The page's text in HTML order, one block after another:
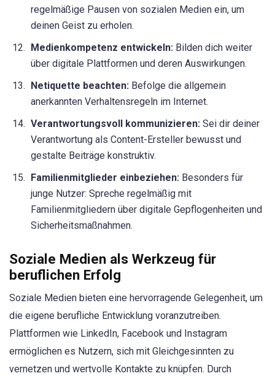
regelmäßige Pausen von sozialen Medien ein, um
deinen Geist zu erholen.
Medienkompetenz entwickeln: Bilden dich weiter
über digitale Plattformen und deren Auswirkungen.
Netiquette beachten: Befolge die allgemein
anerkannten Verhaltensregeln im Internet.
Verantwortungsvoll kommunizieren: Sei dir deiner
Verantwortung als Content-Ersteller bewusst und
gestalte Beiträge konstruktiv.
Familienmitglieder einbeziehen: Besonders für
junge Nutzer: Spreche regelmäßig mit
Familienmitgliedern über digitale Gepflogenheiten und
Sicherheitsmaßnahmen.
Soziale Medien als Werkzeug für
beruflichen Erfolg
Soziale Medien bieten eine hervorragende Gelegenheit, um
die eigene berufliche Entwicklung voranzutreiben.
Plattformen wie LinkedIn, Facebook und Instagram
ermöglichen es Nutzern, sich mit Gleichgesinnten zu
vernetzen und wertvolle Kontakte zu knüpfen. Durch